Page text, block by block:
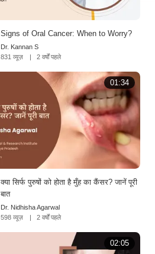
Signs of Oral Cancer: When to Worry?
Dr. Kannan S
831 व्यूज़
| 2 वर्षों पहले
01:34
क्या सिर्फ पुरुषों को होता है मुँह का कैंसर? जानें पूरी
बात
Dr. Nidhisha Agarwal
598 व्यूज़
| 2 वर्षों पहले
02:05